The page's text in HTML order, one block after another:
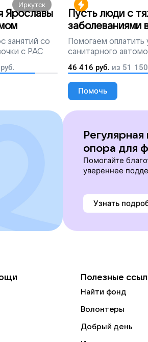
Иркутск
Ярославы
занятий со
с РАС
руб.
Пусть люди с
заболеваниями
попадут на
Помогаем оплатить
санитарного
перевозки
46 416 руб. из 51 150
Помочь
опора для
Помогайте
увереннее
Узнать
Полезные
Найти фонд
Волонтеры
Добрый день